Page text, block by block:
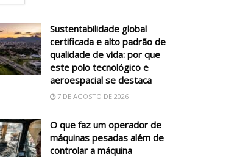
Sustentabilidade global
certificada e alto padrão de
qualidade de vida: por que
este polo tecnológico e
aeroespacial se destaca
7 DE AGOSTO DE 2026
O que faz um operador de
máquinas pesadas além de
controlar a máquina